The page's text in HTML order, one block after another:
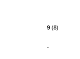
9 (8)
-